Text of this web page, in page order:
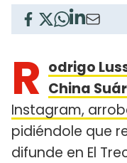
R odrigo
China
Instagram,
pidiéndole que
difunde en El